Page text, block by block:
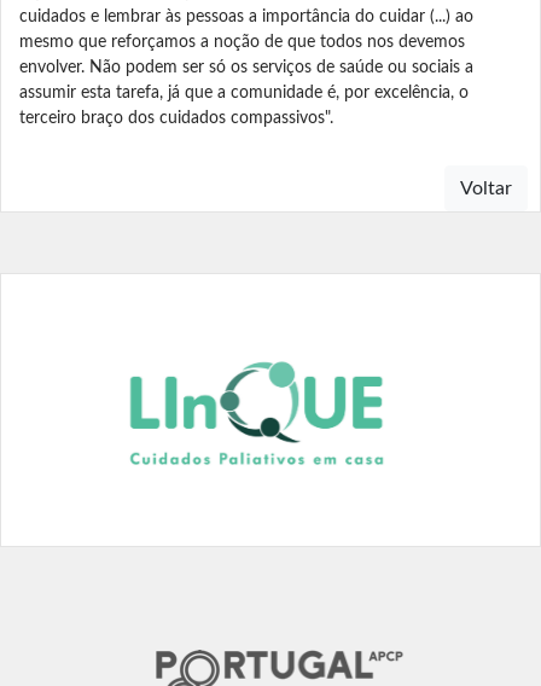
cuidados e lembrar às pessoas a importância do cuidar (...) ao
mesmo que reforçamos a noção de que todos nos devemos
envolver. Não podem ser só os serviços de saúde ou sociais a
assumir esta tarefa, já que a comunidade é, por excelência, o
terceiro braço dos cuidados compassivos".
Voltar